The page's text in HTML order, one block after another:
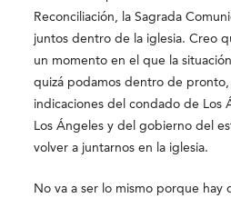
Reconciliación, la Sagrada
juntos dentro de la iglesia. Creo
un momento en el que la
quizá podamos dentro de pronto,
indicaciones del condado de Los
Los Ángeles y del gobierno del
volver a juntarnos en la iglesia.
No va a ser lo mismo porque hay